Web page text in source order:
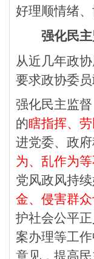
好理顺情绪
强化民主
从近几年政
要求政协委员
强化民主监
的瞎指挥、
进党委、政
为、乱作为
党风政风持
金、侵害群
护社会公平
案办理等工
意见，提高民